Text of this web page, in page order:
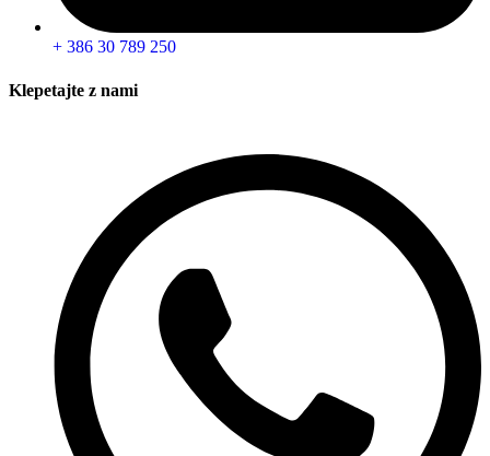
+ 386 30 789 250
Klepetajte z nami